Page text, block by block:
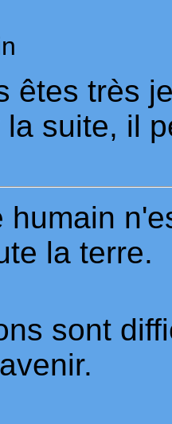
êtes très
suite, il
humain
la terre.
sont